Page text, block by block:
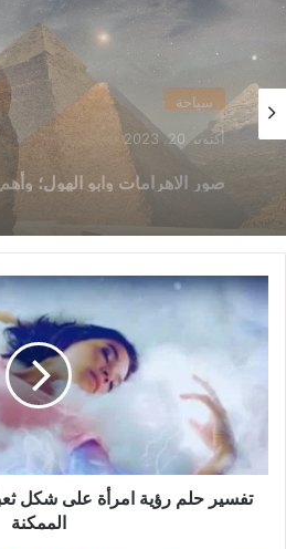
سياحة
أكتوبر 7, 2023
شكل الاهرامات وابو الهول؛ وأهم 5 صفات لهما
تفسير
حلم
5
من
الممكنة